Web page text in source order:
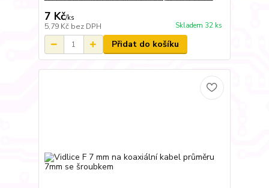
7 Kč/ks
5,79 Kč bez DPH Skladem 32 ks
Přidat do košíku